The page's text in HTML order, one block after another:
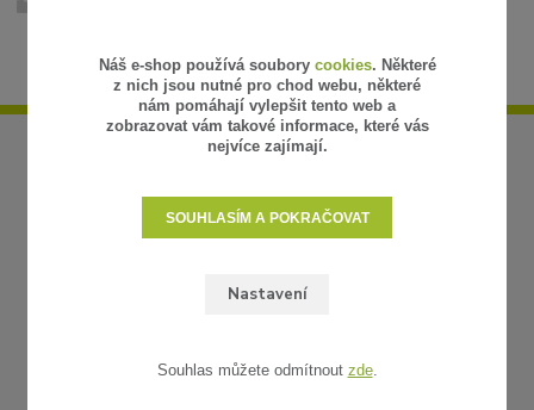
Náš e-shop používá soubory cookies. Některé
z nich jsou nutné pro chod webu, některé
nám pomáhají vylepšit tento web a
zobrazovat vám takové informace, které vás
nejvíce zajímají.
Nastavení
SOUHLASÍM A POKRAČOVAT
Souhlas můžete odmítnout zde.